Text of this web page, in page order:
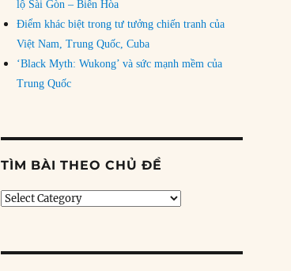
lộ Sài Gòn – Biên Hòa
Điểm khác biệt trong tư tưởng chiến tranh của
Việt Nam, Trung Quốc, Cuba
‘Black Myth: Wukong’ và sức mạnh mềm của
Trung Quốc
TÌM BÀI THEO CHỦ ĐỀ
Tìm